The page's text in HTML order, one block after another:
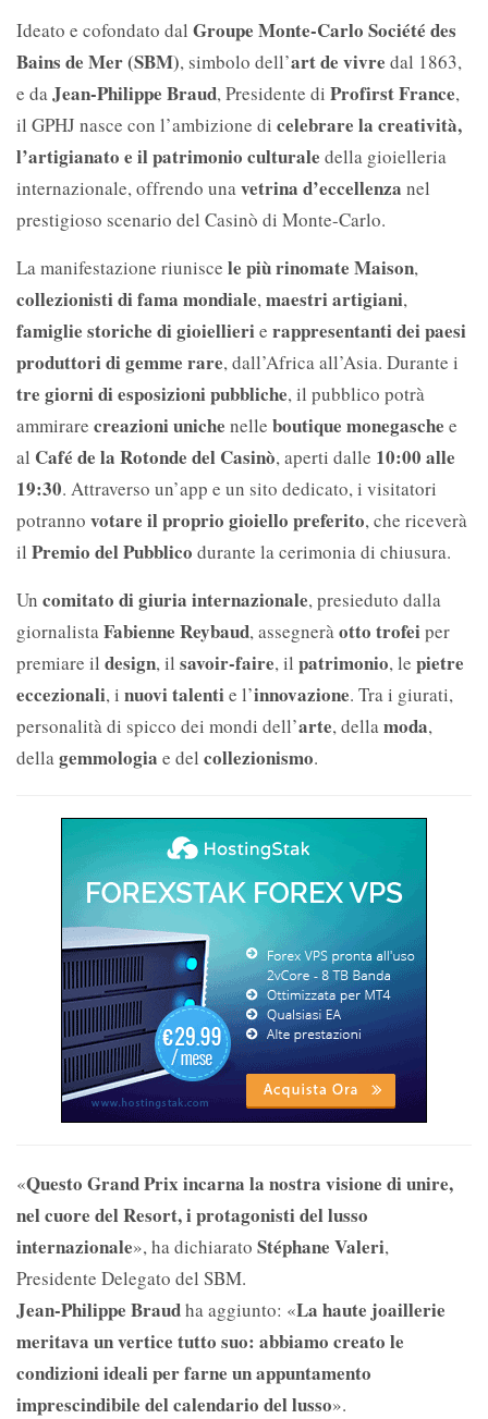
Ideato e cofondato dal Groupe Monte-Carlo Société des
Bains de Mer (SBM), simbolo dell’art de vivre dal 1863,
e da Jean-Philippe Braud, Presidente di Profirst France,
il GPHJ nasce con l’ambizione di celebrare la creatività,
l’artigianato e il patrimonio culturale della gioielleria
internazionale, offrendo una vetrina d’eccellenza nel
prestigioso scenario del Casinò di Monte-Carlo.
La manifestazione riunisce le più rinomate Maison,
collezionisti di fama mondiale, maestri artigiani,
famiglie storiche di gioiellierie rappresentanti dei paesi
produttori di gemme rare, dall’Africa all’Asia. Durante i
tre giorni di esposizioni pubbliche, il pubblico potrà
ammirare creazioni uniche nelle boutique monegasche e
al Café de la Rotonde del Casinò, aperti dalle 10:00 alle
19:30. Attraverso un’app e un sito dedicato, i visitatori
potranno votare il proprio gioiello preferito, che riceverà
il Premio del Pubblico durante la cerimonia di chiusura.
Un comitato di giuria internazionale, presieduto dalla
giornalista Fabienne Reybaud, assegnerà otto trofeiper
premiare il design, il savoir-faire, il patrimonio, le pietre
eccezionali, i nuovi talentie l’innovazione. Tra i giurati,
personalità di spicco dei mondi dell’arte, della moda,
della gemmologia e del collezionismo.
«Questo Grand Prix incarna la nostra visione di unire,
nel cuore del Resort, i protagonisti del lusso
internazionale», ha dichiarato Stéphane Valeri,
Presidente Delegato del SBM.
Jean-Philippe Braudha aggiunto: «La haute joaillerie
meritava un vertice tutto suo: abbiamo creato le
condizioni ideali per farne un appuntamento
imprescindibile del calendario del lusso».